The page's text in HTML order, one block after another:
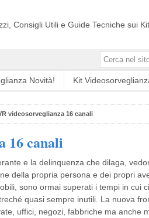
Consigli Utili e Guide Tecniche sui
Cerca
Novità! Kit
videosorveglianza 16 canali
16 canali
e la delinquenza che dilaga,
della propria persona e dei propri
sono ormai superati i tempi in cui
quasi sempre inutili. La nuova
uffici, negozi, fabbriche ma anche